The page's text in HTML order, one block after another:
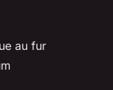
au fur